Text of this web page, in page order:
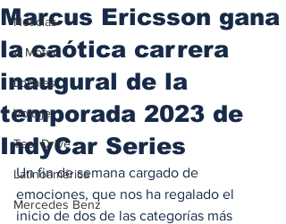
Noticias
A Motor
Locales
Voltaje
Test Drive
Latinoamérica
Mercedes Benz
Marcus Ericsson gana
la caótica carrera
inaugural de la
temporada 2023 de
IndyCar Series
Un fin de semana cargado de
emociones, que nos ha regalado el
inicio de dos de las categorías más